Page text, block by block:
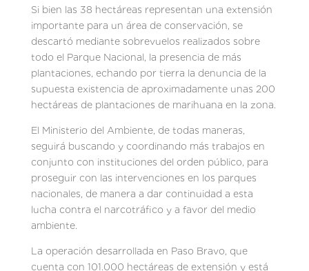
Si bien las 38 hectáreas representan una extensión
importante para un área de conservación, se
descartó mediante sobrevuelos realizados sobre
todo el Parque Nacional, la presencia de más
plantaciones, echando por tierra la denuncia de la
supuesta existencia de aproximadamente unas 200
hectáreas de plantaciones de marihuana en la zona.
El Ministerio del Ambiente, de todas maneras,
seguirá buscando y coordinando más trabajos en
conjunto con instituciones del orden público, para
proseguir con las intervenciones en los parques
nacionales, de manera a dar continuidad a esta
lucha contra el narcotráfico y a favor del medio
ambiente.
La operación desarrollada en Paso Bravo, que
cuenta con 101.000 hectáreas de extensión y está